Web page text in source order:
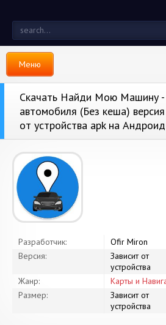
Меню
Скачать Найди Мою Машину
автомобиля (Без кеша)
от устройства apk на Андроид
Разработчик:
Ofir Miron
Версия:
Зависит от
устройства
Жанр:
Карты и
Размер:
Зависит от
устройства